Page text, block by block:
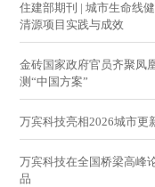
住建部期刊 | 城市生命线
清源项目实践与成效
金砖国家政府官员齐聚凤
测“中国方案”
万宾科技亮相2026城市更
万宾科技在全国桥梁高峰
品